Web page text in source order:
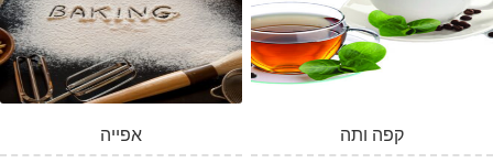
אפייה קפה ותה